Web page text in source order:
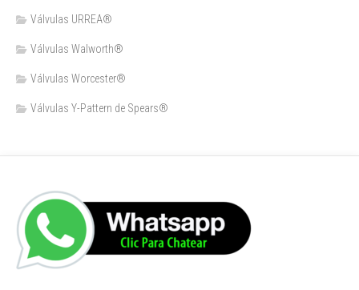
Válvulas URREA®
Válvulas Walworth®
Válvulas Worcester®
Válvulas Y-Pattern de Spears®️